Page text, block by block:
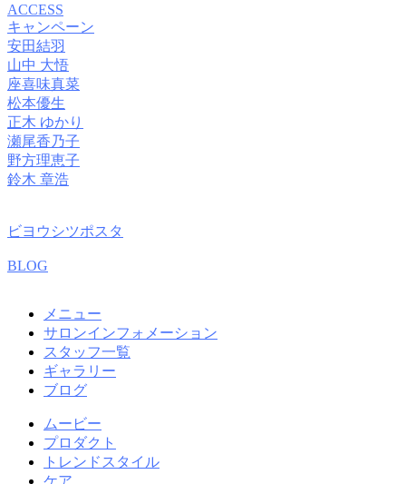
ACCESS
キャンペーン
安田結羽
山中 大悟
座喜味真菜
松本優生
正木 ゆかり
瀬尾香乃子
野方理恵子
鈴木 章浩
ビヨウシツポスタ
BLOG
メニュー
サロンインフォメーション
スタッフ一覧
ギャラリー
ブログ
ムービー
プロダクト
トレンドスタイル
ケア